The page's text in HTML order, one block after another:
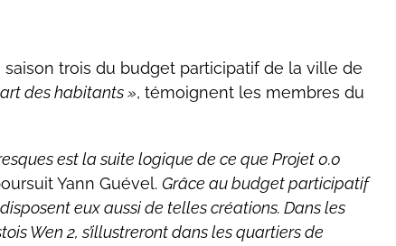
canadienne Michelle Hoogveld. - ©Damien
saison trois du budget participatif de la ville de
des habitants », témoignent les membres du
est la suite logique de ce que Projet 0.0
Yann Guével. Grâce au budget participatif
eux aussi de telles créations. Dans les
Wen 2, s’illustreront dans les quartiers de